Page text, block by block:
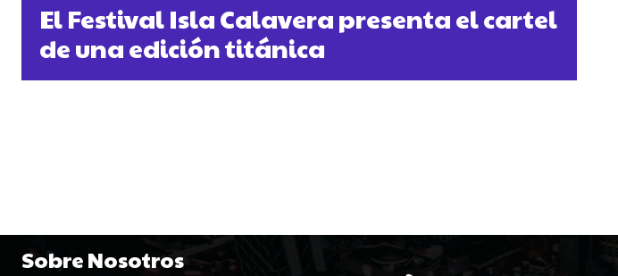
El Festival Isla Calavera presenta el cartel
de una edición titánica
Sobre Nosotros